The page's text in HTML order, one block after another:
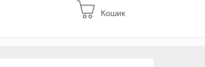
Кошик